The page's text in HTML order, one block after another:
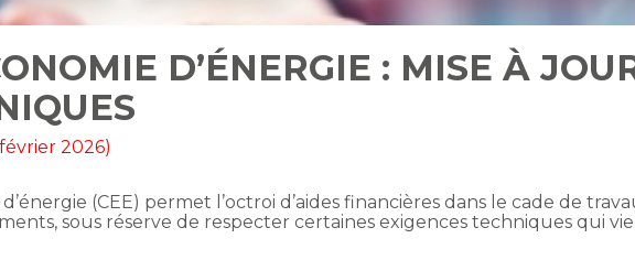
D’ÉNERGIE : MISE À
2026)
(CEE) permet l’octroi d’aides financières dans le cade de
sous réserve de respecter certaines exigences techniques qui